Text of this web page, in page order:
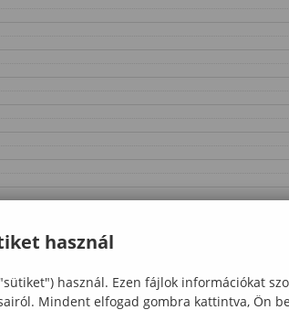
használ
használ. Ezen fájlok információkat
Mindent elfogad gombra kattintva, Ön